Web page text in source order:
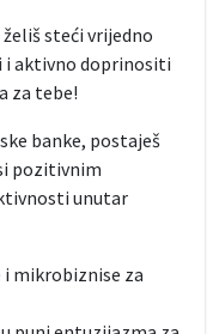
steći vrijedno
i aktivno doprinositi
za tebe!
banke, postaješ
pozitivnim
unutar
mikrobiznise za